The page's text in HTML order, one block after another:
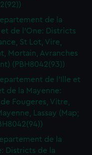
de la
et de l'One: Districts
St Lot, Vire,
Mortain, Avranches
(PBH8042(93))
de l'Ille et
de la Mayenne:
Fougeres, Vitre,
Lassay (Map;
de la
Districts de la